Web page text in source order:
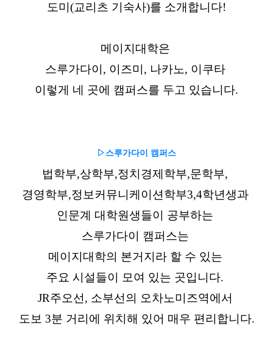
도미(교리츠 기숙사)를 소개합니다!
메이지대학은
스루가다이, 이즈미, 나카노, 이쿠타
이렇게 네 곳에 캠퍼스를 두고 있습니다.
▷스루가다이 캠퍼스
법학부,상학부,정치경제학부,문학부,
경영학부,정보커뮤니케이션학부3,4학년생과
인문계 대학원생들이 공부하는
스루가다이 캠퍼스는
메이지대학의 본거지라 할 수 있는
주요 시설들이 모여 있는 곳입니다.
JR주오선, 소부선의 오차노미즈역에서
도보 3분 거리에 위치해 있어 매우 편리합니다.